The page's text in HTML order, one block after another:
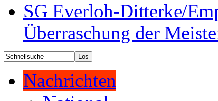
SG Everloh-Ditterke/
Überraschung der
Nachrichten